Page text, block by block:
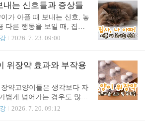
인을 정확히 파악하고 꼭
강 문제일 수 있어요갑자기
면 가장 먼저 확인해봐야 할
의 원인이 되는 대표적인
정·결석)방광염, 특발성 방
, 신부전갑상선 기능 항진
움직임이 불편한 질환은
내는 신호들과 증상들
가 아플 때 보내는 신호, 놓
다른 행동을 보일 때, 집사
내려앉는 순간이 있어요.
는 습성이 아주 강한 동물이
으로는 티가 잘 안 나는 작
마나 예리하게 알아채느냐
무심코 지나치면 위험할
상들을 정리해봤어요. 눈
기지 마세요한쪽 눈을 자꾸
2026. 7. 23. 09:00
위장약 효과와 부작용
약고양이들은 생각보다 자
볍게 넘어가는 경우도 많지
받아 먹어야 하는 경우도
2026. 7. 20. 09:12